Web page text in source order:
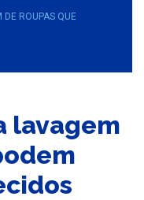
DE ROUPAS QUE
lavagem